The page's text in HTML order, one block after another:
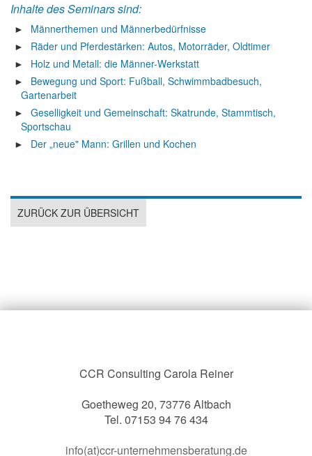
Inhalte des Seminars sind:
Männerthemen und Männerbedürfnisse
Räder und Pferdestärken: Autos, Motorräder, Oldtimer
Holz und Metall: die Männer-Werkstatt
Bewegung und Sport: Fußball, Schwimmbadbesuch,
Gartenarbeit
Geselligkeit und Gemeinschaft: Skatrunde, Stammtisch,
Sportschau
Der „neue" Mann: Grillen und Kochen
ZURÜCK ZUR ÜBERSICHT
CCR Consulting Carola Reiner
Goetheweg 20, 73776 Altbach
Tel. 07153 94 76 434
info(at)ccr-unternehmensberatung.de